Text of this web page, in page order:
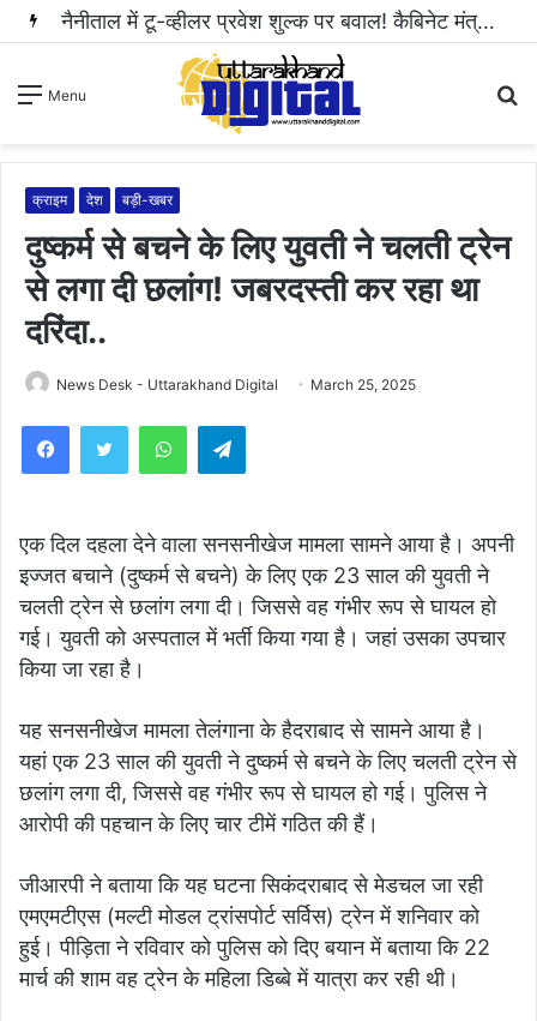
नैनीताल में टू-व्हीलर प्रवेश शुल्क पर बवाल! कैबिनेट मंत्री राम सिंह कैड़ा ने रुकवाई वसूली..
Menu
क्राइम देश बड़ी-खबर
दुष्कर्म से बचने के लिए युवती ने चलती ट्रेन
से लगा दी छलांग! जबरदस्ती कर रहा था
दरिंदा..
News Desk - Uttarakhand Digital March 25, 2025
WhatsAppTelegram
एक दिल दहला देने वाला सनसनीखेज मामला सामने आया है। अपनी
इज्जत बचाने (दुष्कर्म से बचने) के लिए एक 23 साल की युवती ने
चलती ट्रेन से छलांग लगा दी। जिससे वह गंभीर रूप से घायल हो
गई। युवती को अस्पताल में भर्ती किया गया है। जहां उसका उपचार
किया जा रहा है।
यह सनसनीखेज मामला तेलंगाना के हैदराबाद से सामने आया है।
यहां एक 23 साल की युवती ने दुष्कर्म से बचने के लिए चलती ट्रेन से
छलांग लगा दी, जिससे वह गंभीर रूप से घायल हो गई। पुलिस ने
आरोपी की पहचान के लिए चार टीमें गठित की हैं।
जीआरपी ने बताया कि यह घटना सिकंदराबाद से मेडचल जा रही
एमएमटीएस (मल्टी मोडल ट्रांसपोर्ट सर्विस) ट्रेन में शनिवार को
हुई। पीड़िता ने रविवार को पुलिस को दिए बयान में बताया कि 22
मार्च की शाम वह ट्रेन के महिला डिब्बे में यात्रा कर रही थी।